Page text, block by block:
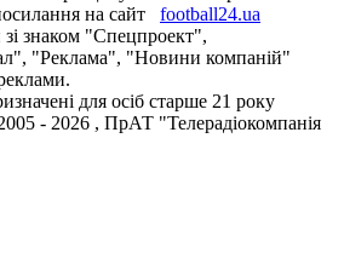
на сайт
football24.ua
зі знаком "Спецпроект",
"Реклама", "Новини компаній"
для осіб старше 21 року
- 2026 , ПрАТ "Телерадіокомпанія